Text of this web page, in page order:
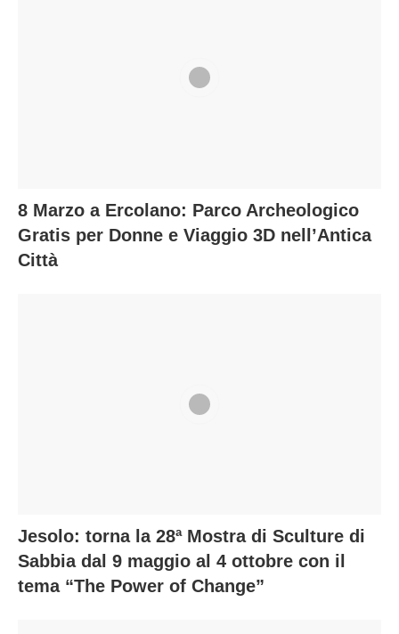
8 Marzo a Ercolano: Parco Archeologico
Gratis per Donne e Viaggio 3D nell’Antica
Città
Jesolo: torna la 28ª Mostra di Sculture di
Sabbia dal 9 maggio al 4 ottobre con il
tema “The Power of Change”